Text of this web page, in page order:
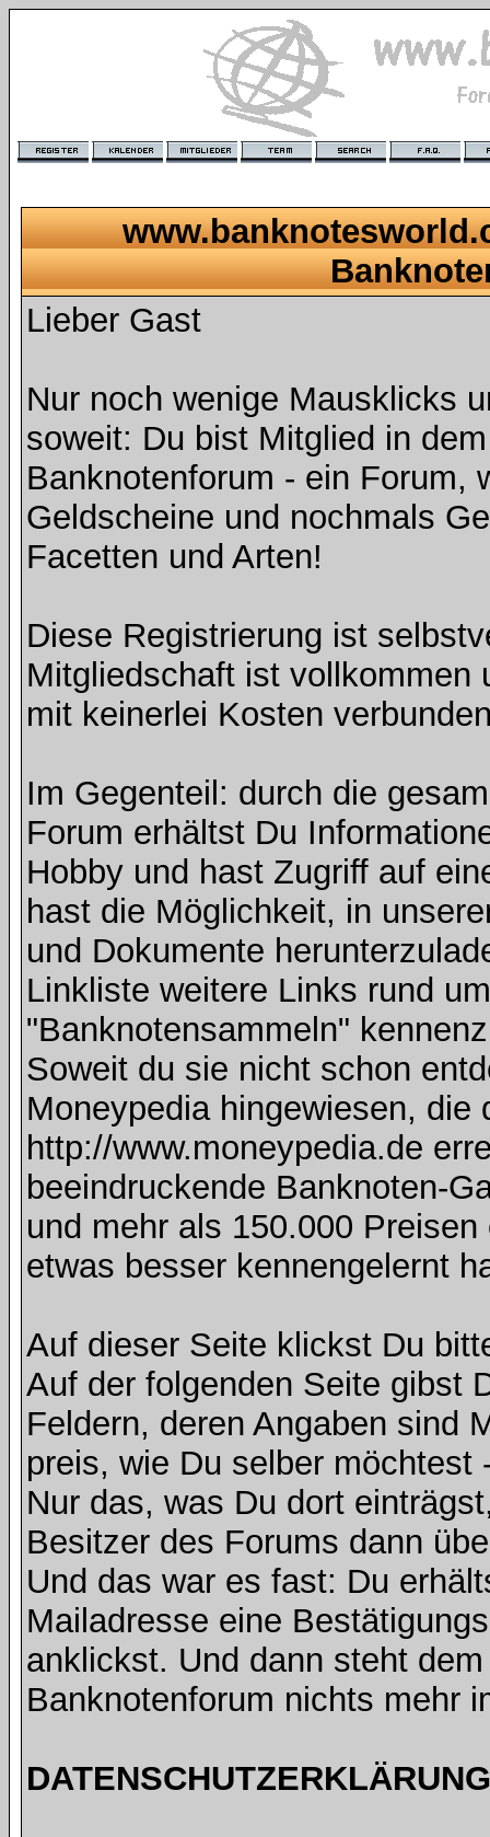
Lieber Gast
Nur noch wenige Mausklicks
soweit: Du bist Mitglied in
Banknotenforum - ein Forum,
Geldscheine und nochmals
Facetten und Arten!
Diese Registrierung ist
Mitgliedschaft ist vollkommen
mit keinerlei Kosten
Im Gegenteil: durch die
Forum erhältst Du
Hobby und hast Zugriff auf
hast die Möglichkeit, in
und Dokumente
Linkliste weitere Links rund
"Banknotensammeln"
Soweit du sie nicht schon
Moneypedia hingewiesen, die
http://www.moneypedia.de
beeindruckende Banknoten-
und mehr als 150.000
etwas besser kennengelernt
Auf dieser Seite klickst Du
Auf der folgenden Seite gibst
Feldern, deren Angaben sind
preis, wie Du selber
Nur das, was Du dort
Besitzer des Forums dann
Und das war es fast: Du
Mailadresse eine
anklickst. Und dann steht
Banknotenforum nichts mehr